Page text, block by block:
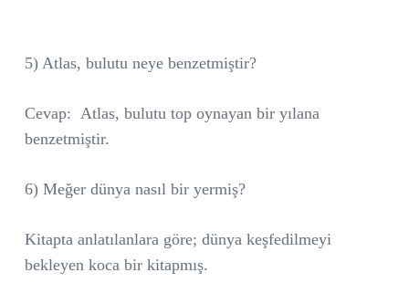
5) Atlas, bulutu neye benzetmiştir?
Cevap: Atlas, bulutu top oynayan bir yılana
benzetmiştir.
6) Meğer dünya nasıl bir yermiş?
Kitapta anlatılanlara göre; dünya keşfedilmeyi
bekleyen koca bir kitapmış.